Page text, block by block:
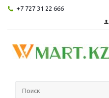
+7 727 31 22 666